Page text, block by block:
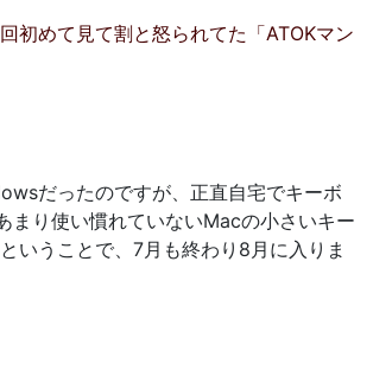
初めて見て割と怒られてた「ATOKマン
だったのですが、正直自宅でキーボ
まり使い慣れていないMacの小さいキー
いうことで、7月も終わり8月に入りま